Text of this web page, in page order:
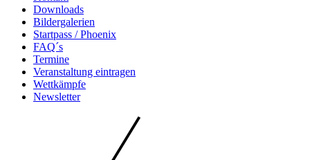
Downloads
Bildergalerien
Startpass / Phoenix
FAQ´s
Termine
Veranstaltung eintragen
Wettkämpfe
Newsletter